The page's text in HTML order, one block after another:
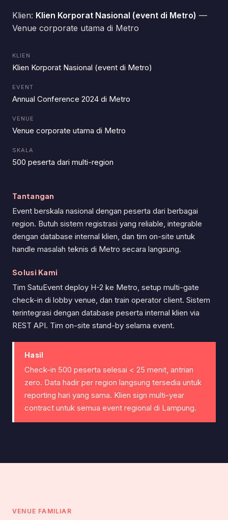
Klien: Klien Korporat Nasional (event di Metro) —
Venue corporate utama di Metro
KLIEN
Klien Korporat Nasional (event di Metro)
EVENT
Annual Conference 2024 di Metro
VENUE
Venue corporate utama di Metro
SKALA
500 peserta dari multi-region
Tantangan
Event berskala nasional dengan peserta dari berbagai
region. Butuh sistem registrasi yang reliable, integrable
dengan database internal klien, dan tim on-site untuk
handle masalah teknis di Metro secara langsung.
Solusi Kami
Tim SatuEvent deploy H-2 ke Metro, setup multi-gate
check-in di lobby venue, dan train operator client. Sistem
terintegrasi dengan database peserta internal klien via
REST API. Tim on-site stand-by selama event.
Hasil
Check-in 500 peserta selesai < 25 menit, antrian
zero. Data hadir per region langsung tersedia untuk
reporting hari yang sama. Klien sign multi-year
contract untuk semua event regional di Lampung.
VENUE FAMILIAR